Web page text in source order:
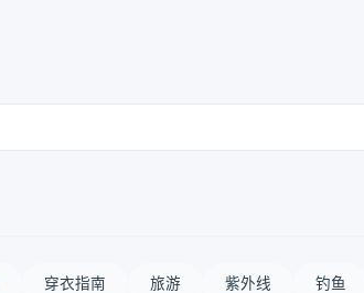
穿衣指南 旅游 紫外线 钓鱼